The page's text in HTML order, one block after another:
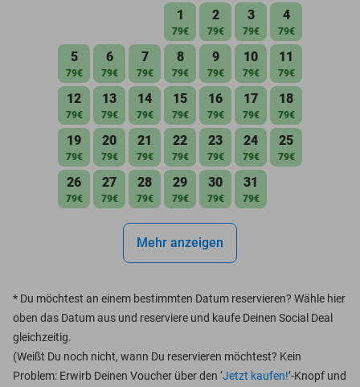
1
79€
2
79€
3
79€
4
79€
5
79€
6
79€
7
79€
8
79€
9
79€
10
79€
11
79€
12
79€
13
79€
14
79€
15
79€
16
79€
17
79€
18
79€
19
79€
20
79€
21
79€
22
79€
23
79€
24
79€
25
79€
26
79€
27
79€
28
79€
29
79€
30
79€
31
79€
Mehr anzeigen
* Du möchtest an einem bestimmten Datum reservieren? Wähle hier
oben das Datum aus und reserviere und kaufe Deinen Social Deal
gleichzeitig.
(Weißt Du noch nicht, wann Du reservieren möchtest? Kein
Problem: Erwirb Deinen Voucher über den ‘Jetzt kaufen!’-Knopf und